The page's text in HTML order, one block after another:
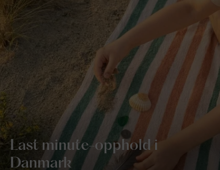
Last minute-opphold i
Danmark